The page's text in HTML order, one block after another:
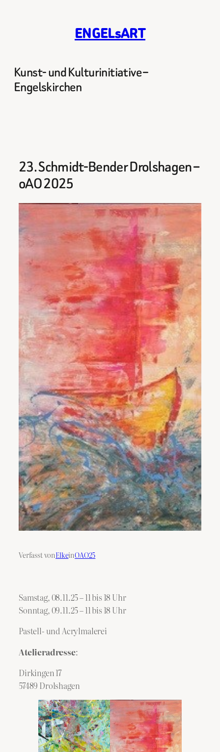
ENGELsART
Kunst- und Kulturinitiative –
Engelskirchen
23. Schmidt-Bender Drolshagen –
oAO 2025
Verfasst vonElkeinOAO25
Samstag, 08.11.25 – 11 bis 18 Uhr
Sonntag, 09.11.25 – 11 bis 18 Uhr
Pastell- und Acrylmalerei
Atelieradresse:
Dirkingen 17
57489 Drolshagen